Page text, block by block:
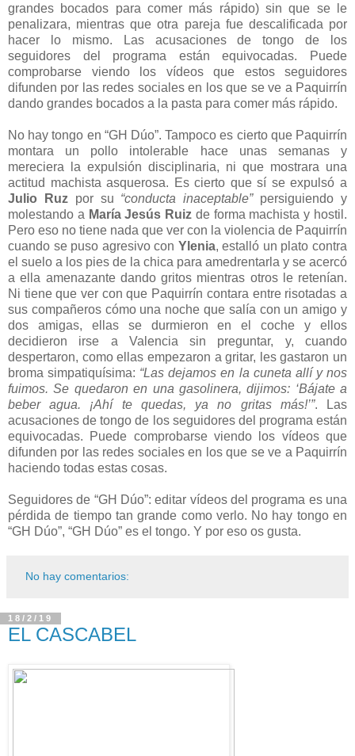
grandes bocados para comer más rápido) sin que se le
penalizara, mientras que otra pareja fue descalificada por
hacer lo mismo. Las acusaciones de tongo de los
seguidores del programa están equivocadas. Puede
comprobarse viendo los vídeos que estos seguidores
difunden por las redes sociales en los que se ve a Paquirrín
dando grandes bocados a la pasta para comer más rápido.
No hay tongo en “GH Dúo”. Tampoco es cierto que Paquirrín
montara un pollo intolerable hace unas semanas y
mereciera la expulsión disciplinaria, ni que mostrara una
actitud machista asquerosa. Es cierto que sí se expulsó a
Julio Ruzpor su “conducta inaceptable”persiguiendo y
molestando a María Jesús Ruiz de forma machista y hostil.
Pero eso no tiene nada que ver con la violencia de Paquirrín
cuando se puso agresivo con Ylenia, estalló un plato contra
el suelo a los pies de la chica para amedrentarla y se acercó
a ella amenazante dando gritos mientras otros le retenían.
Ni tiene que ver con que Paquirrín contara entre risotadas a
sus compañeros cómo una noche que salía con un amigo y
dos amigas, ellas se durmieron en el coche y ellos
decidieron irse a Valencia sin preguntar, y, cuando
despertaron, como ellas empezaron a gritar, les gastaron un
broma simpatiquísima: “Las dejamos en la cuneta allí y nos
fuimos. Se quedaron en una gasolinera, dijimos: ‘Bájate a
beber agua. ¡Ahí te quedas, ya no gritas más!’”. Las
acusaciones de tongo de los seguidores del programa están
equivocadas. Puede comprobarse viendo los vídeos que
difunden por las redes sociales en los que se ve a Paquirrín
haciendo todas estas cosas.
Seguidores de “GH Dúo”: editar vídeos del programa es una
pérdida de tiempo tan grande como verlo. No hay tongo en
“GH Dúo”, “GH Dúo” es el tongo. Y por eso os gusta.
No hay comentarios:
18/2/19
EL CASCABEL